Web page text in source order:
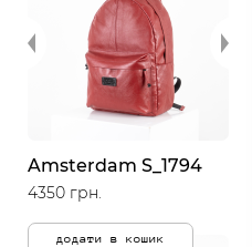
Amsterdam S_1794
4350 грн.
додати в кошик